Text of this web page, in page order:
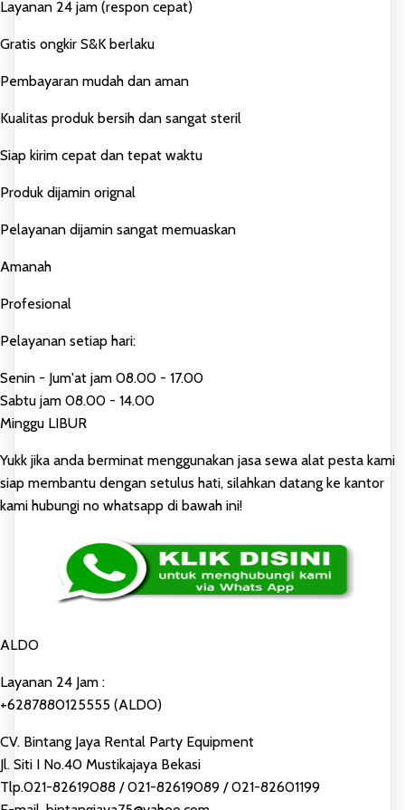
Layanan 24 jam (respon cepat)
Gratis ongkir S&K berlaku
Pembayaran mudah dan aman
Kualitas produk bersih dan sangat steril
Siap kirim cepat dan tepat waktu
Produk dijamin orignal
Pelayanan dijamin sangat memuaskan
Amanah
Profesional
Pelayanan setiap hari:
Senin - Jum'at jam 08.00 - 17.00
Sabtu jam 08.00 - 14.00
Minggu LIBUR
Yukk jika anda berminat menggunakan jasa sewa alat pesta kami
siap membantu dengan setulus hati, silahkan datang ke kantor
kami hubungi no whatsapp di bawah ini!
ALDO
Layanan 24 Jam :
+6287880125555 (ALDO)
CV. Bintang Jaya Rental Party Equipment
Jl. Siti I No.40 Mustikajaya Bekasi
Tlp.021-82619088 / 021-82619089 / 021-82601199